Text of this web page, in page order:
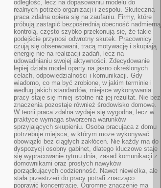
odległość, lecz na dopasowaniu modelu do
realnych potrzeb organizacji i zespołu. Skuteczna
praca zdalna opiera się na zaufaniu. Firmy, które
próbują zastąpić bezpośrednią obecność nadmierną
kontrolą, często szybko przekonują się, że takie
podejście przynosi odwrotny skutek. Pracownicy
czują się obserwowani, tracą motywację i skupiają
energię nie na realizacji zadań, lecz na
udowadnianiu swojej aktywności. Zdecydowanie
lepiej działa model oparty na jasno określonych
celach, odpowiedzialności i komunikacji. Gdy
wiadomo, co ma być zrobione, w jakim terminie i
według jakich standardów, miejsce wykonywania
pracy staje się mniej istotne niż jej rezultat. Nie bez
znaczenia pozostaje również środowisko domowe.
W teorii praca zdalna wydaje się wygodna, lecz w
praktyce wymaga stworzenia warunków
sprzyjających skupieniu. Osoba pracująca z domu
potrzebuje miejsca, w którym może wykonywać
obowiązki bez ciągłych zakłóceń. Nie każdy ma do
dyspozycji osobny gabinet, dlatego kluczowe staje
się wypracowanie rytmu dnia, zasad komunikacji z
domownikami oraz prostych nawyków
porządkujących codzienność. Nawet niewielka, ale
stała przestrzeń do pracy potrafi znacząco
poprawić koncentrację. Ogromne znaczenie ma